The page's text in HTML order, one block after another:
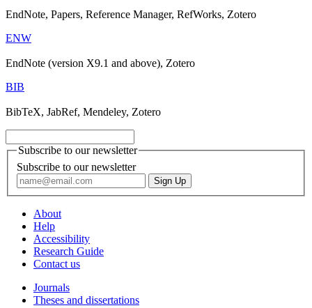
EndNote, Papers, Reference Manager, RefWorks, Zotero
ENW
EndNote (version X9.1 and above), Zotero
BIB
BibTeX, JabRef, Mendeley, Zotero
Subscribe to our newsletter
Subscribe to our newsletter
About
Help
Accessibility
Research Guide
Contact us
Journals
Theses and dissertations